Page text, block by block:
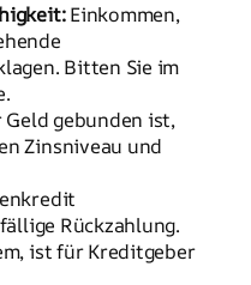
Einkommen,
Bitten Sie im
gebunden ist,
Zinsniveau und
Rückzahlung.
ist für Kreditgeber